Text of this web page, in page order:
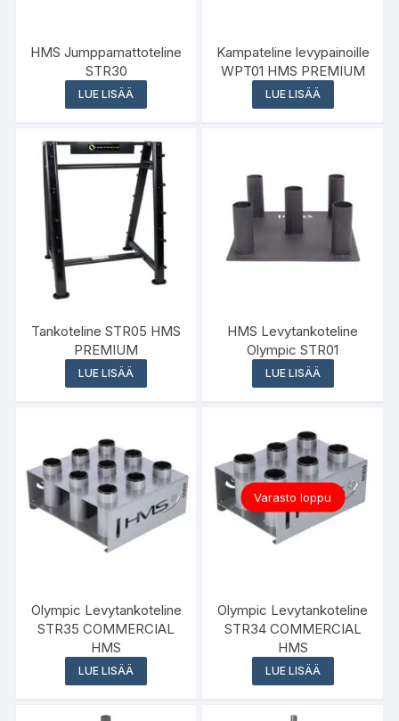
HMS Jumppamattoteline
STR30
LUE LISÄÄ
Kampateline levypainoille
WPT01 HMS PREMIUM
LUE LISÄÄ
Tankoteline STR05 HMS
PREMIUM
LUE LISÄÄ
HMS Levytankoteline
Olympic STR01
LUE LISÄÄ
Olympic Levytankoteline
STR35 COMMERCIAL
HMS
LUE LISÄÄ
Varasto loppu
Olympic Levytankoteline
STR34 COMMERCIAL
HMS
LUE LISÄÄ